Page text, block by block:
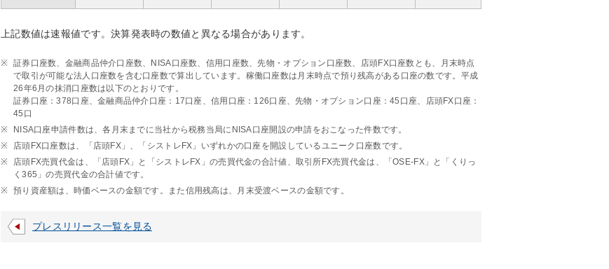
上記数値は速報値です。決算発表時の数値と異なる場合があります。
※ 証券口座数、金融商品仲介口座数、NISA口座数、信用口座数、先物・オプション口座数、店頭FX口座数とも、月末時点
で取引が可能な法人口座数を含む口座数で算出しています。稼働口座数は月末時点で預り残高がある口座の数です。平成
26年6月の抹消口座数は以下のとおりです。
証券口座：378口座、金融商品仲介口座：17口座、信用口座：126口座、先物・オプション口座：45口座、店頭FX口座：
45口
※
NISA口座申請件数は、各月末までに当社から税務当局にNISA口座開設の申請をおこなった件数です。
※
店頭FX口座数は、「店頭FX」、「シストレFX」いずれかの口座を開設しているユニーク口座数です。
※
店頭FX売買代金は、「店頭FX」と「シストレFX」の売買代金の合計値、取引所FX売買代金は、「OSE-FX」と「くりっ
く365」の売買代金の合計値です。
※ 預り資産額は、時価ベースの金額です。また信用残高は、月末受渡ベースの金額です。
プレスリリース一覧を見る